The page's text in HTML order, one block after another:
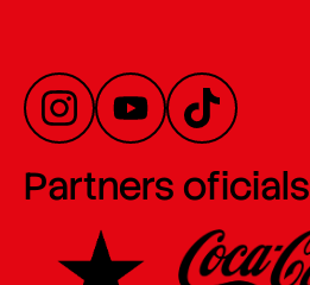
Partners oficials